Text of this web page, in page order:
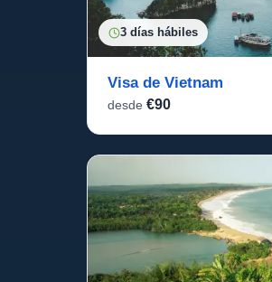
3 días hábiles
Visa de Vietnam
desde €90